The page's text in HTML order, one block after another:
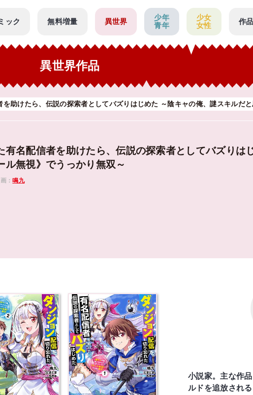
ック 無料増量 異世界
少年
青年
少女
女性
作
異世界作品
助けたら、伝説の探索者としてバズりはじめた ～陰キャの俺、謎󠄀スキルだ
有名配信者を助けたら、伝説の探索者としてバズりは
ル無視》でうっかり無双～
：鳴九
小説家。主な作
ルドを追放され